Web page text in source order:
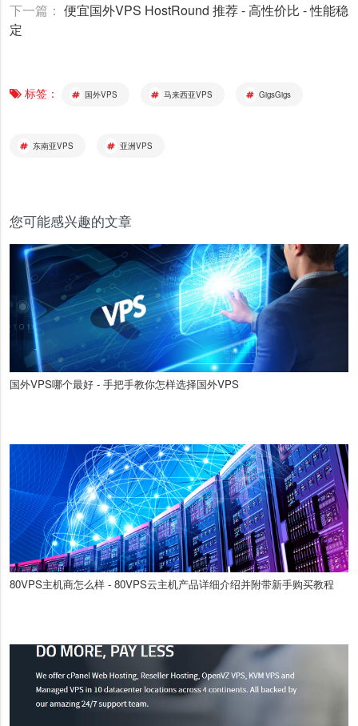
下一篇： 便宜国外VPS HostRound 推荐 - 高性价比 - 性能稳
定
标签： 国外VPS 马来西亚VPS GigsGigs
东南亚VPS 亚洲VPS
您可能感兴趣的文章
国外VPS哪个最好 - 手把手教你怎样选择国外VPS
80VPS主机商怎么样 - 80VPS云主机产品详细介绍并附带新手购买教程